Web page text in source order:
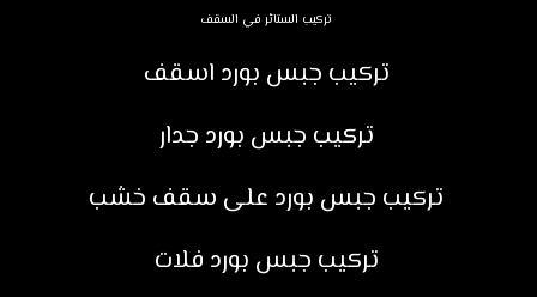
تركيب الستائر في السقف
تركيب جبس بورد اسقف
تركيب جبس بورد جدار
تركيب جبس بورد على سقف خشب
تركيب جبس بورد فلات